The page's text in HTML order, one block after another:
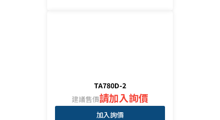
TA780D-2
建議售價請加入詢價
加入詢價